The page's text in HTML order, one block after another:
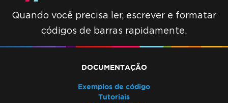
Quando você precisa ler, escrever e formatar
códigos de barras rapidamente.
DOCUMENTAÇÃO
Exemplos de código
Tutoriais